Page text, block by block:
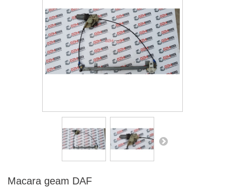
Macara geam DAF